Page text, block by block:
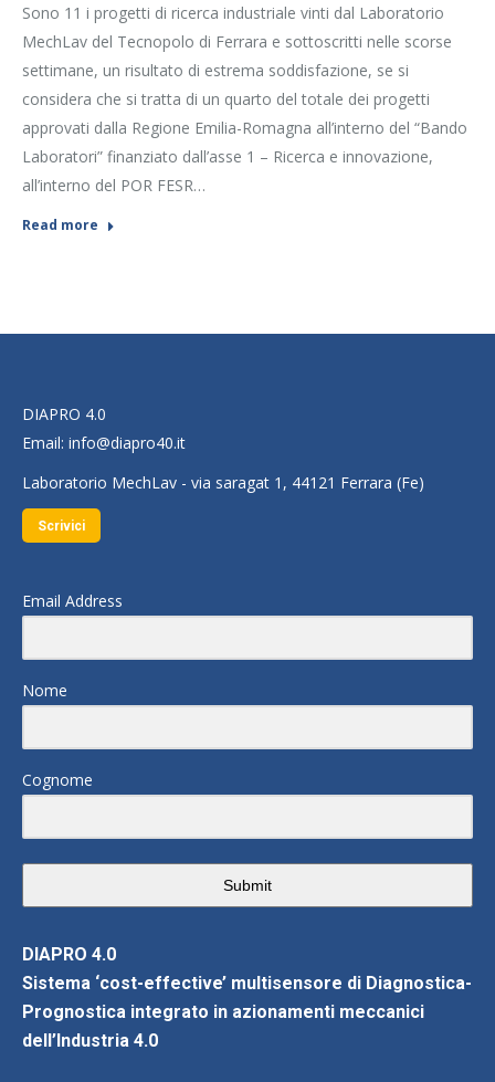
Sono 11 i progetti di ricerca industriale vinti dal Laboratorio
MechLav del Tecnopolo di Ferrara e sottoscritti nelle scorse
settimane, un risultato di estrema soddisfazione, se si
considera che si tratta di un quarto del totale dei progetti
approvati dalla Regione Emilia-Romagna all’interno del “Bando
Laboratori” finanziato dall’asse 1 – Ricerca e innovazione,
all’interno del POR FESR…
Read more
DIAPRO 4.0
Email: info@diapro40.it
Laboratorio MechLav - via saragat 1, 44121 Ferrara (Fe)
Scrivici
Email Address
Nome
Cognome
Submit
DIAPRO 4.0
Sistema ‘cost-effective’ multisensore di Diagnostica-
Prognostica integrato in azionamenti meccanici
dell’Industria 4.0